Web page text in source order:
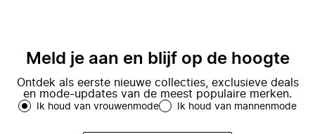
Meld je aan en blijf op de hoogte
Ontdek als eerste nieuwe collecties, exclusieve deals
en mode-updates van de meest populaire merken.
Ik houd van vrouwenmode Ik houd van mannenmode